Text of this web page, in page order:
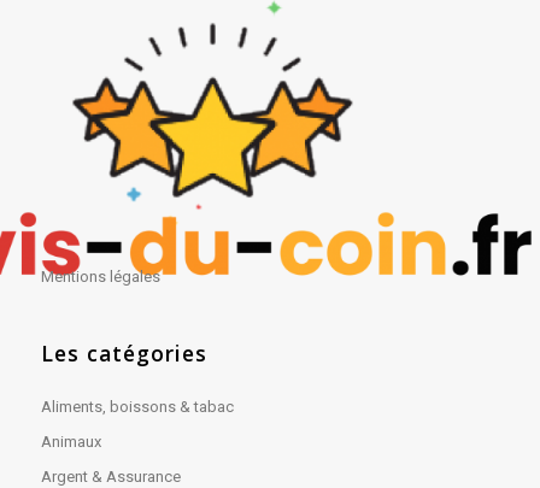
Mentions légales
Les catégories
Aliments, boissons & tabac
Animaux
Argent & Assurance